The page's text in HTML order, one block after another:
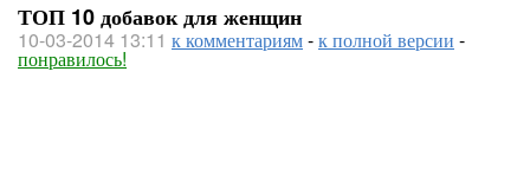
ТОП 10 добавок для женщин
10-03-2014 13:11 к комментариям-к полной версии -
понравилось!